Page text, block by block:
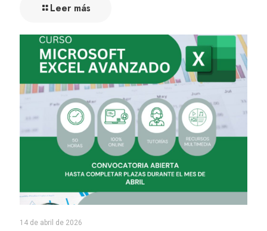
Leer más
14 de abril de 2026